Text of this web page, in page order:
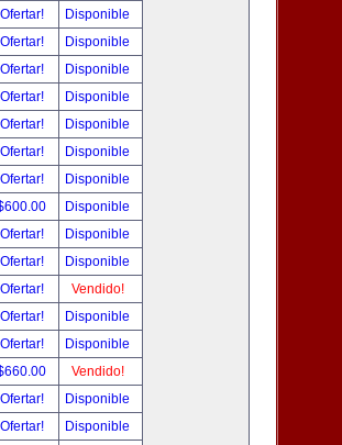
Ofertar!
Disponible
Ofertar!
Disponible
Ofertar!
Disponible
Ofertar!
Disponible
Ofertar!
Disponible
Ofertar!
Disponible
Ofertar!
Disponible
Disponible
Ofertar!
Disponible
Ofertar!
Disponible
Ofertar!
Vendido!
Ofertar!
Disponible
Ofertar!
Disponible
Vendido!
Ofertar!
Disponible
Ofertar!
Disponible